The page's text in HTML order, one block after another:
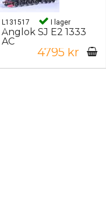
L131517 I lager
Ånglok SJ E2 1333
AC
4795 kr